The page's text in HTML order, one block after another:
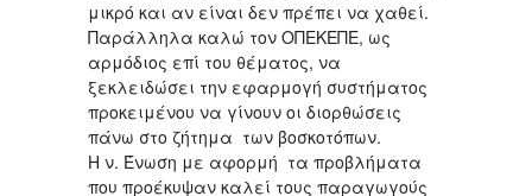
μικρό και αν είναι δεν πρέπει να χαθεί.
Παράλληλα καλώ τον ΟΠΕΚΕΠΕ, ως
αρμόδιος επί του θέματος, να
ξεκλειδώσει την εφαρμογή συστήματος
προκειμένου να γίνουν οι διορθώσεις
πάνω στο ζήτημα των βοσκοτόπων.
Η ν. Ένωση με αφορμή τα προβλήματα
που προέκυψαν καλεί τους παραγωγούς